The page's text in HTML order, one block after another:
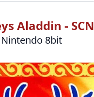
Aladdin - SCN
Nintendo 8bit